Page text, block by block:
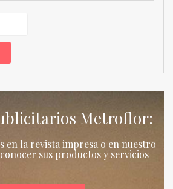
Metroflor:
en la revista impresa o en nuestro
sus productos y servicios